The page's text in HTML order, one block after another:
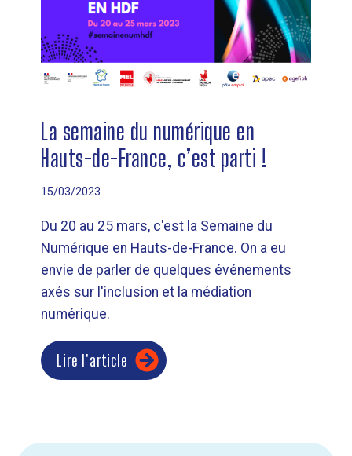
La semaine du numérique en
Hauts-de-France, c’est parti !
15/03/2023
Du 20 au 25 mars, c'est la Semaine du
Numérique en Hauts-de-France. On a eu
envie de parler de quelques événements
axés sur l'inclusion et la médiation
numérique.
Lire l'article